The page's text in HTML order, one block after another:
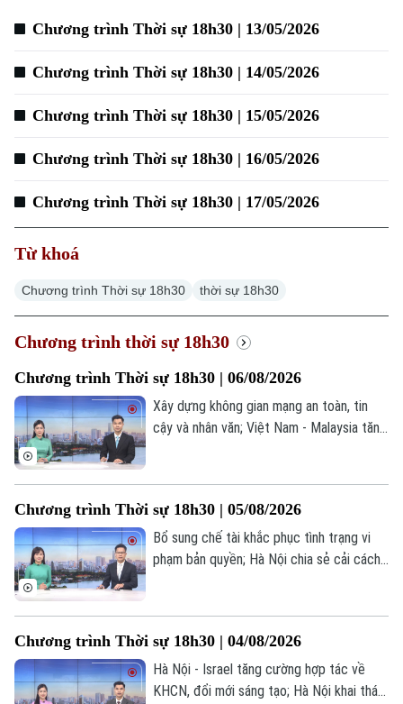
Chương trình Thời sự 18h30 | 13/05/2026
Chương trình Thời sự 18h30 | 14/05/2026
Chương trình Thời sự 18h30 | 15/05/2026
Chương trình Thời sự 18h30 | 16/05/2026
Chương trình Thời sự 18h30 | 17/05/2026
Từ khoá
Chương trình Thời sự 18h30 thời sự 18h30
Chương trình thời sự 18h30
Chương trình Thời sự 18h30 | 06/08/2026
Xây dựng không gian mạng an toàn, tin
cậy và nhân văn; Việt Nam - Malaysia tăng
trình hôm nay.
Chương trình Thời sự 18h30 | 05/08/2026
Bổ sung chế tài khắc phục tình trạng vi
phạm bản quyền; Hà Nội chia sẻ cải cách
Argentina;... là một số nội dung đáng chú ý
trong chương trình hôm nay.
Chương trình Thời sự 18h30 | 04/08/2026
Hà Nội - Israel tăng cường hợp tác về
KHCN, đổi mới sáng tạo; Hà Nội khai thác